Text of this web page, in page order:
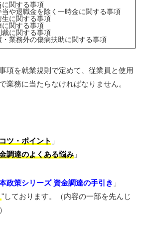
に関する事項
当や退職金を除く一時金に関する事項
生に関する事項
に関する事項
裁に関する事項
・業務外の傷病扶助に関する事項
項を就業規則で定めて、従業員と使用
業務に当たらなければなりません。
ツ・ポイント 」
調達のよくある悩み 」
政策シリーズ 資金調達の手引き 」
"しております。（内容の一部を先んじ